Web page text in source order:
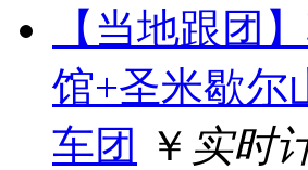
【当地跟团
馆+圣米歇尔
车团
￥ 实时